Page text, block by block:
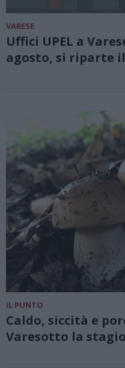
VARESE
Uffici UPEL a
agosto, si riparte
IL PUNTO
Caldo, siccità e
Varesotto la